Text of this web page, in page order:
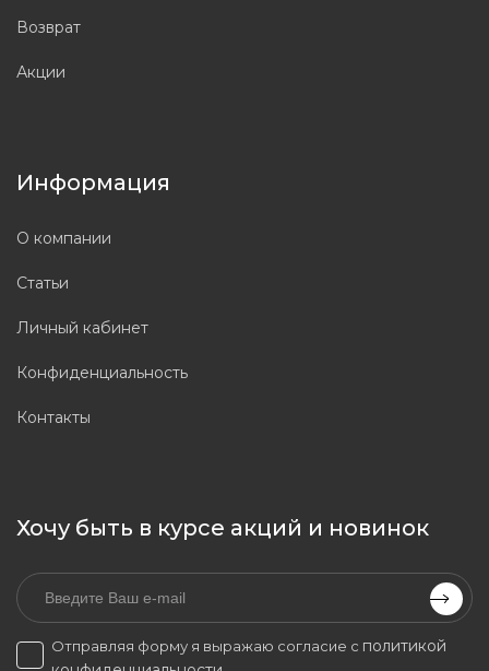
Возврат
Акции
Информация
О компании
Статьи
Личный кабинет
Конфиденциальность
Контакты
Хочу быть в курсе акций и новинок
Отправляя форму я выражаю согласие с политикой